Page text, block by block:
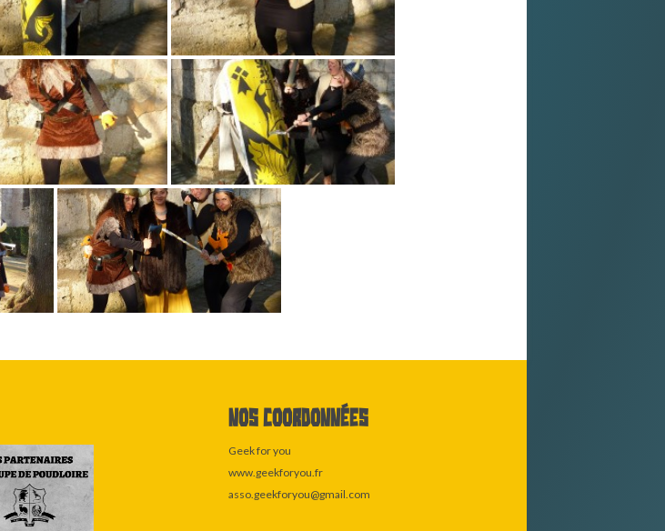
Nos coordonnées
Geek for you
www.geekforyou.fr
asso.geekforyou@gmail.com